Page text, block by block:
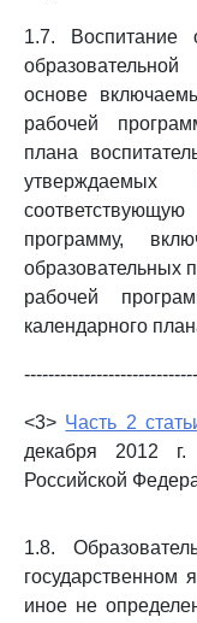
1.7. Воспитание
основе
рабочей
плана
программу,
образовательных
рабочей
календарного
<3> Часть 2
декабря 2012
Российской
1.8.
государственном
иное не